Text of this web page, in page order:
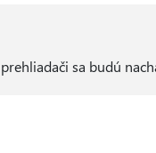
sa budú